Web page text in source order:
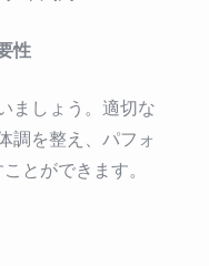
性
ましょう。適切な
調を整え、パフォ
とができます。